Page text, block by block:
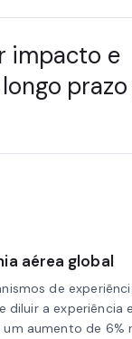
impacto e
aérea global
de
diluir a experiência
aumento de 6%